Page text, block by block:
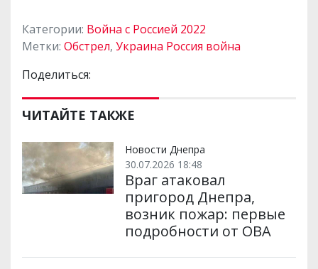
Категории: Война с Россией 2022
Метки: Обстрел, Украина Россия война
Поделиться:
ЧИТАЙТЕ ТАКЖЕ
Новости Днепра
30.07.2026 18:48
Враг атаковал
пригород Днепра,
возник пожар: первые
подробности от ОВА